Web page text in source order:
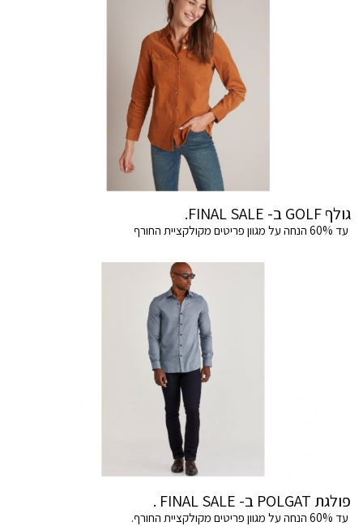
גולף GOLF ב- FINAL SALE.
עד 60% הנחה על מגוון פריטים מקולקציית החורף
פולגת POLGAT ב- FINAL SALE .
עד 60% הנחה על מגוון פריטים מקולקציית החורף.